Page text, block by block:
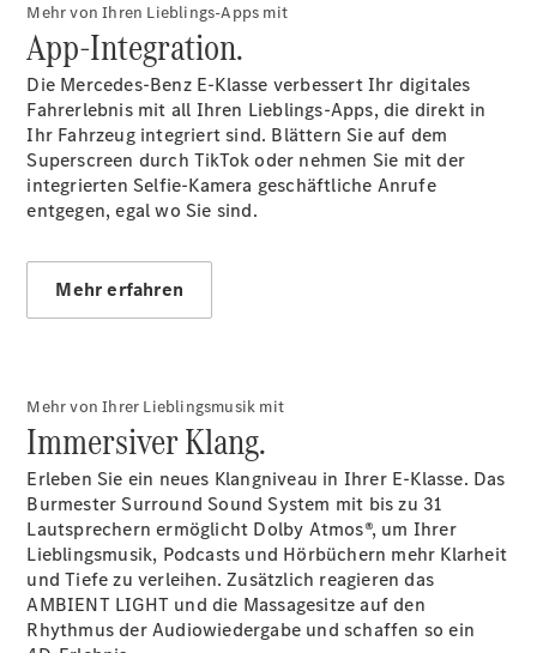
Konfigurator
Mercedes-
Benz Store
SUV
Alle SUVs
EQS
SUV
Elektrisch
Maybach
EQS SUV
Elektrisch
GLA
GLA
Neu
GLA Neu Elektrisch
GLB Elektrisch
GLB
Mehr von Ihren Lieblings-Apps mit
App-Integration.
Die Mercedes-Benz E-Klasse verbessert Ihr digitales
Fahrerlebnis mit all Ihren Lieblings-Apps, die direkt in
Ihr Fahrzeug integriert sind. Blättern Sie auf dem
Superscreen durch TikTok oder nehmen Sie mit der
integrierten Selfie-Kamera geschäftliche Anrufe
entgegen, egal wo Sie sind.
Mehr erfahren
Mehr von Ihrer Lieblingsmusik mit
Immersiver Klang.
Erleben Sie ein neues Klangniveau in Ihrer E-Klasse. Das
Burmester Surround Sound System mit bis zu 31
Lautsprechern ermöglicht Dolby Atmos®, um Ihrer
Lieblingsmusik, Podcasts und Hörbüchern mehr Klarheit
und Tiefe zu verleihen. Zusätzlich reagieren das
AMBIENT LIGHT und die Massagesitze auf den
Rhythmus der Audiowiedergabe und schaffen so ein